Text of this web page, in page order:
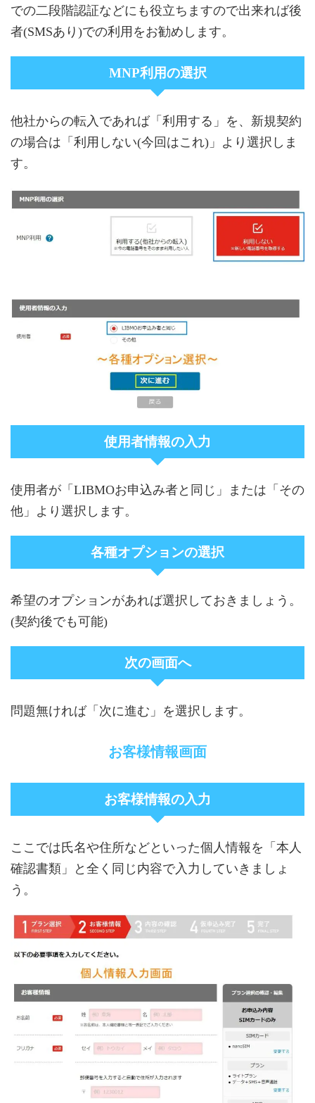
での二段階認証などにも役立ちますので出来れば後
者(SMSあり)での利用をお勧めします。
MNP利用の選択
他社からの転入であれば「利用する」を、新規契約
の場合は「利用しない(今回はこれ)」より選択しま
す。
使用者情報の入力
使用者が「LIBMOお申込み者と同じ」または「その
他」より選択します。
各種オプションの選択
希望のオプションがあれば選択しておきましょう。
(契約後でも可能)
次の画面へ
問題無ければ「次に進む」を選択します。
お客様情報画面
お客様情報の入力
ここでは氏名や住所などといった個人情報を 「本人
確認書類」と全く同じ内容で入力 していきましょ
う。